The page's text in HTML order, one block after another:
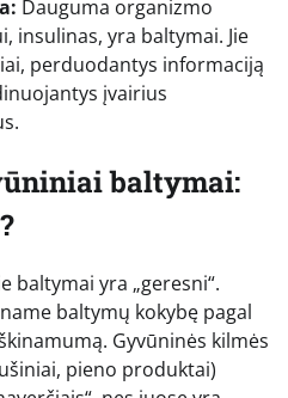
Dauguma organizmo
insulinas, yra baltymai. Jie
perduodantys informaciją
įvairius
baltymai:
baltymai yra „geresni“.
baltymų kokybę pagal
Gyvūninės kilmės
pieno produktai)